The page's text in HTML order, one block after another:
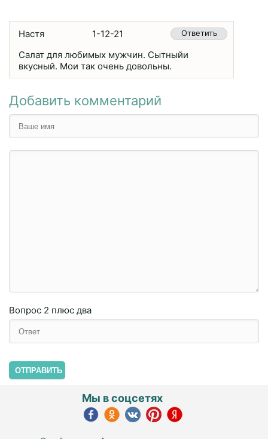
Настя 1-12-21 Ответить
Салат для любимых мужчин. Сытныйи
вкусный. Мои так очень довольны.
Добавить комментарий
Вопрос 2 плюc двa
ОТПРАВИТЬ
Мы в соцсетях